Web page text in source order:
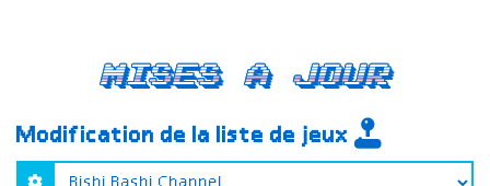
Mises a jour
Modification de la liste de jeux